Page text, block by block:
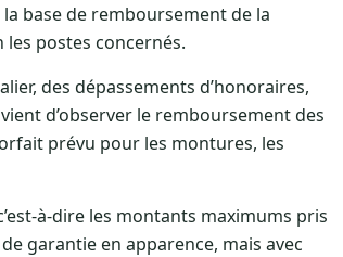
base de remboursement de la
postes concernés.
des dépassements d’honoraires,
d’observer le remboursement des
prévu pour les montures, les
à-dire les montants maximums pris
garantie en apparence, mais avec